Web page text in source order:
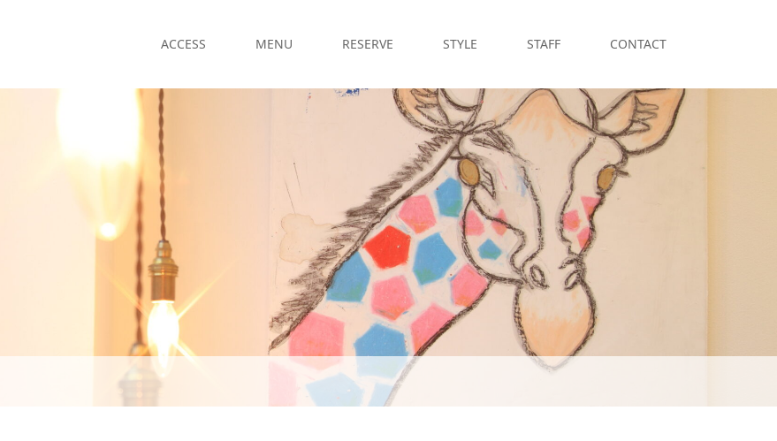
ACCESS MENU RESERVE STYLE STAFF CONTACT